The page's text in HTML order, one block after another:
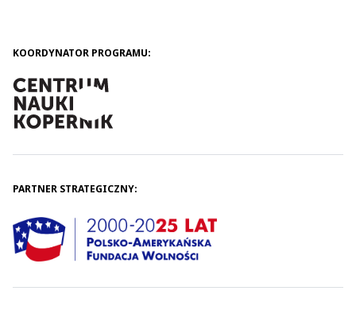
KOORDYNATOR PROGRAMU:
PARTNER STRATEGICZNY: